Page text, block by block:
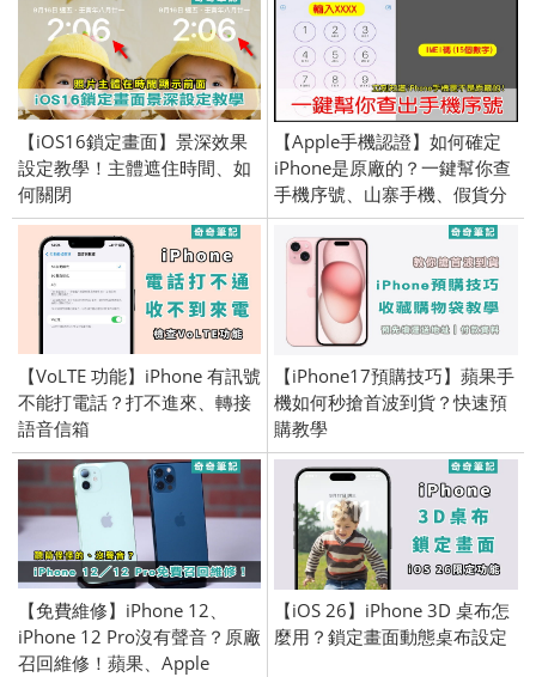
【iOS16鎖定畫面】景深效果
設定教學！主體遮住時間、如
何關閉
【Apple手機認證】如何確定
iPhone是原廠的？一鍵幫你查
手機序號、山寨手機、假貨分
辨、IMEI碼、iPhone／
Android
【VoLTE 功能】iPhone 有訊號
不能打電話？打不進來、轉接
語音信箱
【iPhone17預購技巧】蘋果手
機如何秒搶首波到貨？快速預
購教學
【免費維修】iPhone 12、
iPhone 12 Pro沒有聲音？原廠
召回維修！蘋果、Apple
【iOS 26】iPhone 3D 桌布怎
麼用？鎖定畫面動態桌布設定